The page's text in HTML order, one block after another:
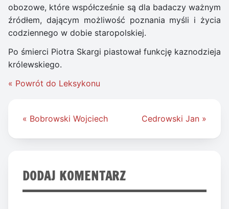
obozowe, które współcześnie są dla badaczy ważnym
źródłem, dającym możliwość poznania myśli i życia
codziennego w dobie staropolskiej.
Po śmierci Piotra Skargi piastował funkcję kaznodzieja
królewskiego.
« Powrót do Leksykonu
Nawigacja
« Bobrowski Wojciech Cedrowski Jan »
DODAJ KOMENTARZ